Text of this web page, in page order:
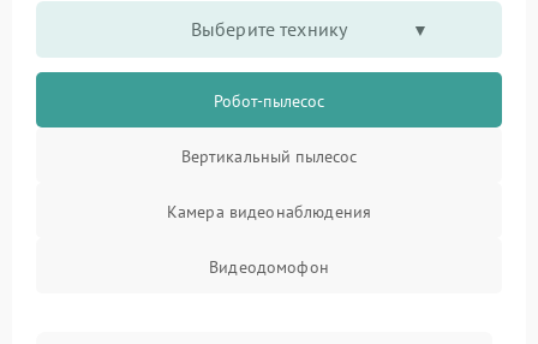
Выберите технику
Робот-пылесос
Вертикальный пылесос
Камера видеонаблюдения
Видеодомофон